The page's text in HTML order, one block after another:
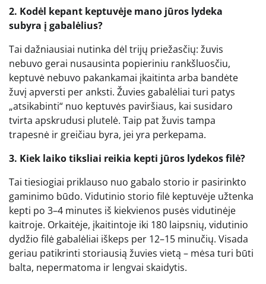
2. Kodėl kepant keptuvėje mano jūros lydeka
subyra į gabalėlius?
Tai dažniausiai nutinka dėl trijų priežasčių: žuvis
nebuvo gerai nusausinta popieriniu rankšluosčiu,
keptuvė nebuvo pakankamai įkaitinta arba bandėte
žuvį apversti per anksti. Žuvies gabalėliai turi patys
„atsikabinti“ nuo keptuvės paviršiaus, kai susidaro
tvirta apskrudusi plutelė. Taip pat žuvis tampa
trapesnė ir greičiau byra, jei yra perkepama.
3. Kiek laiko tiksliai reikia kepti jūros lydekos filė?
Tai tiesiogiai priklauso nuo gabalo storio ir pasirinkto
gaminimo būdo. Vidutinio storio filė keptuvėje užtenka
kepti po 3–4 minutes iš kiekvienos pusės vidutinėje
kaitroje. Orkaitėje, įkaitintoje iki 180 laipsnių, vidutinio
dydžio filė gabalėliai iškeps per 12–15 minučių. Visada
geriau patikrinti storiausią žuvies vietą – mėsa turi būti
balta, nepermatoma ir lengvai skaidytis.